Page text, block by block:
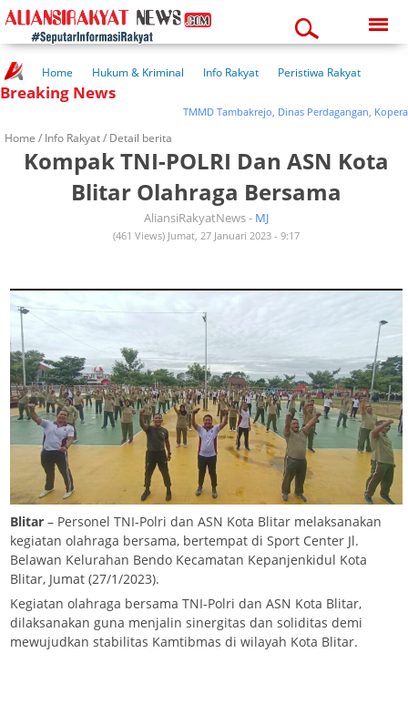
08:10:30 pm
Home Hukum & Kriminal Info Rakyat
Peristiwa Rakyat
Kuliner Rakyat
Wisata Rakyat
Breaking News
TMMD Tambakrejo, Dinas Perdagangan, Koperasi
Home / Info Rakyat/ Detail berita
Kompak TNI-POLRI Dan ASN Kota
Blitar Olahraga Bersama
AliansiRakyatNews - MJ
(461 Views) Jumat, 27 Januari 2023 - 9:17
Blitar – Personel TNI-Polri dan ASN Kota Blitar melaksanakan
kegiatan olahraga bersama, bertempat di Sport Center Jl.
Belawan Kelurahan Bendo Kecamatan Kepanjenkidul Kota
Blitar, Jumat (27/1/2023).
Kegiatan olahraga bersama TNI-Polri dan ASN Kota Blitar,
dilaksanakan guna menjalin sinergitas dan soliditas demi
mewujudkan stabilitas Kamtibmas di wilayah Kota Blitar.